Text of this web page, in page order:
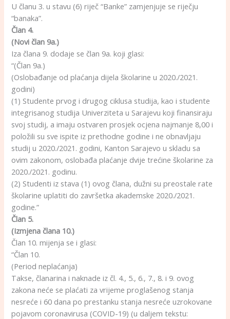
U članu 3. u stavu (6) riječ “Banke” zamjenjuje se riječju
“banaka”.
Član 4.
(Novi član 9a.)
Iza člana 9. dodaje se član 9a. koji glasi:
“(Član 9a.)
(Oslobađanje od plaćanja dijela školarine u 2020./2021.
godini)
(1) Studente prvog i drugog ciklusa studija, kao i studente
integrisanog studija Univerziteta u Sarajevu koji finansiraju
svoj studij, a imaju ostvaren prosjek ocjena najmanje 8,00 i
položili su sve ispite iz prethodne godine i ne obnavljaju
studij u 2020./2021. godini, Kanton Sarajevo u skladu sa
ovim zakonom, oslobađa plaćanje dvije trećine školarine za
2020./2021. godinu.
(2) Studenti iz stava (1) ovog člana, dužni su preostale rate
školarine uplatiti do završetka akademske 2020./2021.
godine.”
Član 5.
(Izmjena člana 10.)
Član 10. mijenja se i glasi:
“Član 10.
(Period neplaćanja)
Takse, članarina i naknade iz čl. 4., 5., 6., 7., 8. i 9. ovog
zakona neće se plaćati za vrijeme proglašenog stanja
nesreće i 60 dana po prestanku stanja nesreće uzrokovane
pojavom coronavirusa (COVID-19) (u daljem tekstu: